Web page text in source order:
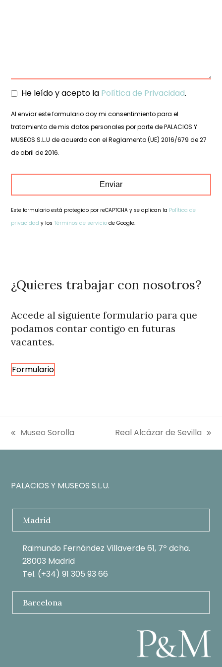
He leído y acepto la Política de Privacidad.
Al enviar este formulario doy mi consentimiento para el
tratamiento de mis datos personales por parte de PALACIOS Y
MUSEOS S.L.U de acuerdo con el Reglamento (UE) 2016/679 de 27
de abril de 2016.
Enviar
Este formulario está protegido por reCAPTCHA y se aplican la Política de
privacidad y losTérminos de servicio de Google.
be
left
¿Quieres trabajar con nosotros?
Accede al siguiente formulario para que
podamos contar contigo en futuras
vacantes.
Formulario
entrada
anterior:
Museo Sorolla
siguiente:
Real Alcázar de Sevilla
PALACIOS Y MUSEOS S.L.U.
Madrid
Raimundo Fernández Villaverde 61, 7º dcha.
28003 Madrid
Tel. (+34) 91 305 93 66
Barcelona